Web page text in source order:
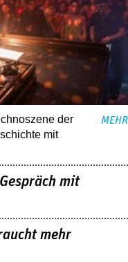
der
mit
MEHR
mit
mehr